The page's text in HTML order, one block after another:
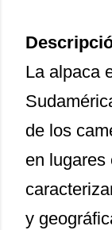
La alpaca
de los
en lugares
y